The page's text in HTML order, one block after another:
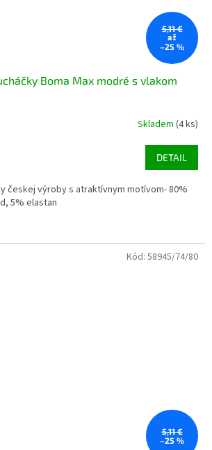
5,11 €
až
–25 %
Boma Max modré s vlakom
Skladem (4 ks)
DETAIL
českej výroby s atraktívnym motívom- 80%
5% elastan
5,11 €
–25 %
Kód: 58945/74/80